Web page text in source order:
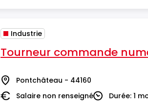
Industrie
Tourneur commande
Lieu Pontchâteau - 44160
SalaireSalaire non renseignéDuréeDurée: 1